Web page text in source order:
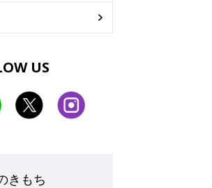
US
きもち